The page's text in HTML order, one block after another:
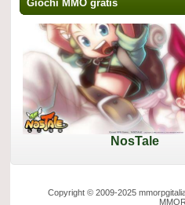
Giochi MMO gratis
NosTale
Copyright © 2009-2025